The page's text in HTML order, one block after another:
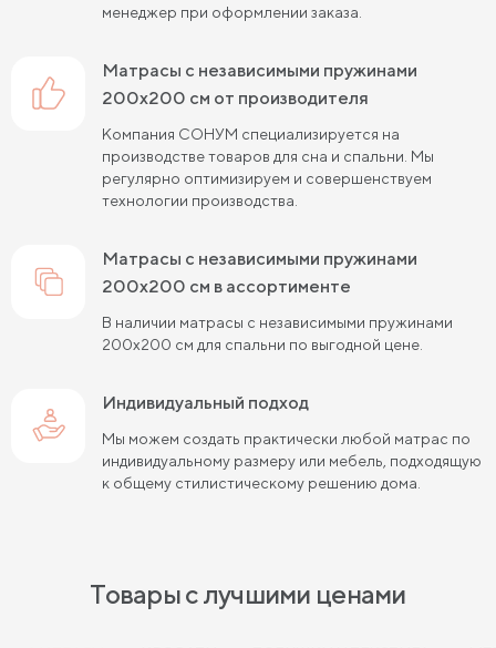
Пружинные матрасы 200х200 см
Матрасы средней жесткости 200 на 200
Пружинные матрасы средней жесткости
Жесткие матрасы 120х200 см
Жесткие матрасы шириной 160 см
Жесткие матрасы шириной 140 см
Жесткие пружинные матрасы 160х200 см
Мягкие беспружинные матрасы
Высокие двуспальные матрасы
Высокие матрасы 160х200 см
менеджер при оформлении заказа.
матрасы с независимыми пружинами
200х200 см от производителя
Компания СОНУМ специализируется на
производстве товаров для сна и спальни. Мы
регулярно оптимизируем и совершенствуем
технологии производства.
матрасы с независимыми пружинами
200х200 см в ассортименте
В наличии матрасы с независимыми пружинами
200х200 см для спальни по выгодной цене.
Индивидуальный подход
Мы можем создать практически любой матрас по
индивидуальному размеру или мебель, подходящую
к общему стилистическому решению дома.
Товары с лучшими ценами